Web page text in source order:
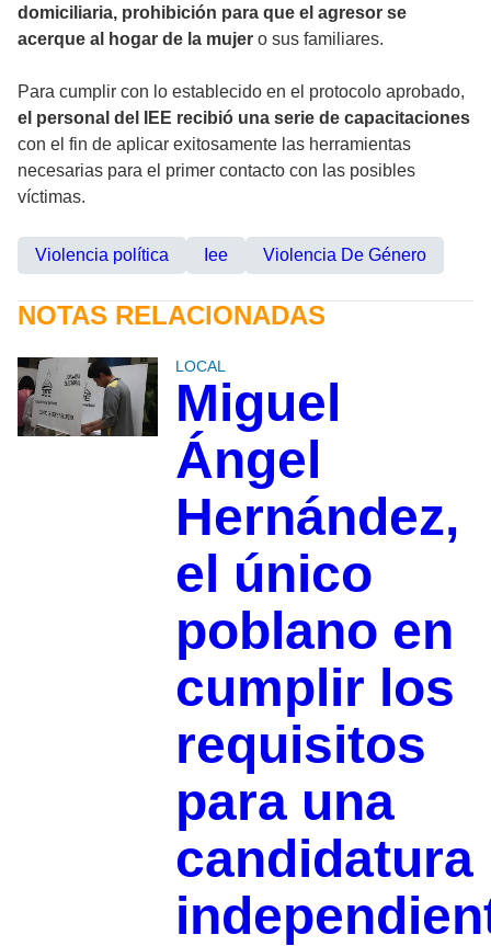
domiciliaria, prohibición para que el agresor se
acerque al hogar de la mujer o sus familiares.
Para cumplir con lo establecido en el protocolo aprobado,
el personal del IEE recibió una serie de capacitaciones
con el fin de aplicar exitosamente las herramientas
necesarias para el primer contacto con las posibles
víctimas.
Violencia política Iee Violencia De Género
NOTAS RELACIONADAS
LOCAL
Miguel
Ángel
Hernández,
el único
poblano en
cumplir los
requisitos
para una
candidatura